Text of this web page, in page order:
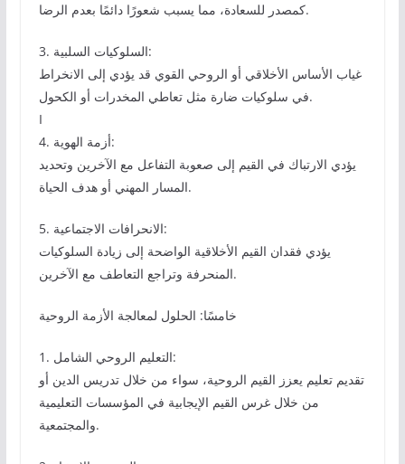
كمصدر للسعادة، مما يسبب شعورًا دائمًا بعدم الرضا.
3. السلوكيات السلبية:
غياب الأساس الأخلاقي أو الروحي القوي قد يؤدي إلى الانخراط
في سلوكيات ضارة مثل تعاطي المخدرات أو الكحول.
I
4. أزمة الهوية:
يؤدي الارتباك في القيم إلى صعوبة التفاعل مع الآخرين وتحديد
المسار المهني أو هدف الحياة.
5. الانحرافات الاجتماعية:
يؤدي فقدان القيم الأخلاقية الواضحة إلى زيادة السلوكيات
المنحرفة وتراجع التعاطف مع الآخرين.
خامسًا: الحلول لمعالجة الأزمة الروحية
1. التعليم الروحي الشامل:
تقديم تعليم يعزز القيم الروحية، سواء من خلال تدريس الدين أو
من خلال غرس القيم الإيجابية في المؤسسات التعليمية
والمجتمعية.